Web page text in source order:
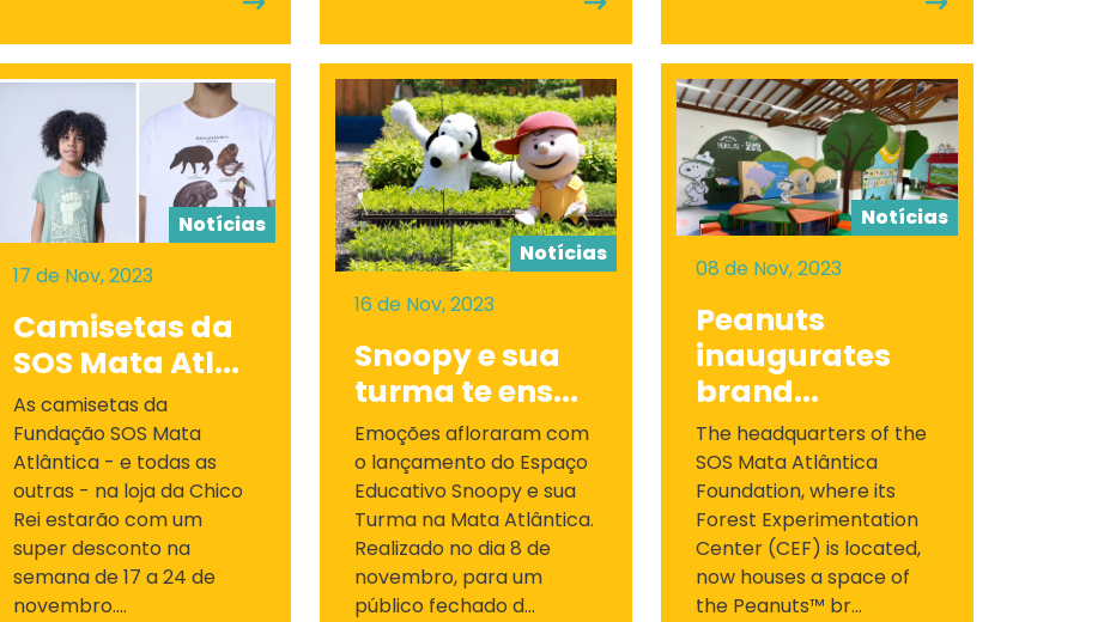
Notícias
17 de Nov, 2023
Camisetas da
SOS Mata Atl...
As camisetas da
Fundação SOS Mata
Atlântica - e todas as
outras - na loja da Chico
Rei estarão com um
super desconto na
semana de 17 a 24 de
novembro....
Notícias
16 de Nov, 2023
Snoopy e sua
turma te ens...
Emoções afloraram com
o lançamento do Espaço
Educativo Snoopy e sua
Turma na Mata Atlântica.
Realizado no dia 8 de
novembro, para um
público fechado d...
Notícias
08 de Nov, 2023
Peanuts
inaugurates
brand...
The headquarters of the
SOS Mata Atlântica
Foundation, where its
Forest Experimentation
Center (CEF) is located,
now houses a space of
the Peanuts™ br...